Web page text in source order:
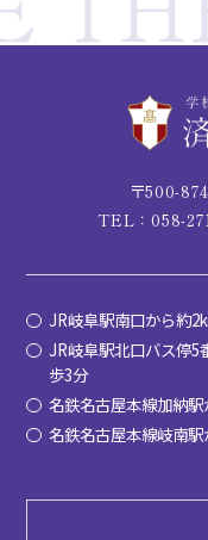
〒500-
TEL：058-
JR岐阜駅南口から約
JR岐阜駅北口バス停5
歩3分
名鉄名古屋本線加納
名鉄名古屋本線岐南